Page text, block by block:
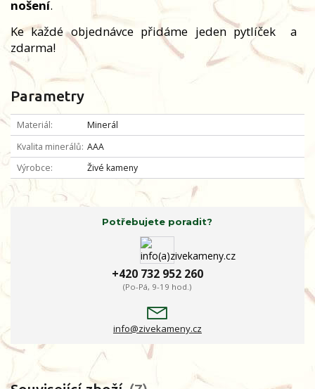
nošení.
Ke každé objednávce přidáme jeden pytlíček
a
zdarma!
Parametry
Materiál
Minerál
Kvalita minerálů AAA
Výrobce
Živé kameny
Potřebujete poradit?
+420 732 952 260
(Po-Pá, 9-19 hod.)
info@zivekameny.cz